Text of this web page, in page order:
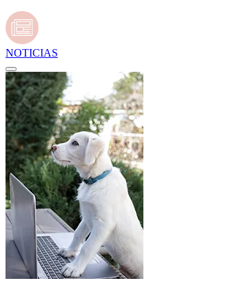
NOTICIAS